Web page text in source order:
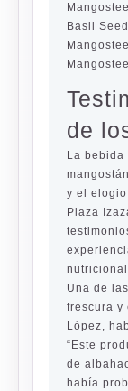
Basil
de
La
y el
Plaza
Una de
frescura y
López,
“Este
de
había